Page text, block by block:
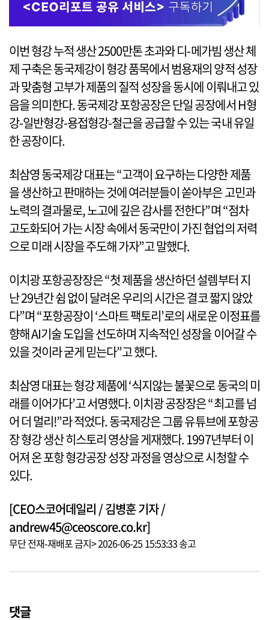
이번 형강 누적 생산 2500만톤 초과와 디-메가빔 생산 체
제 구축은 동국제강이 형강 품목에서 범용재의 양적 성장
과 맞춤형 고부가 제품의 질적 성장을 동시에 이뤄내고 있
음을 의미한다. 동국제강 포항공장은 단일 공장에서 H형
강-일반형강-용접형강-철근을 공급할 수 있는 국내 유일
한 공장이다.
최삼영 동국제강 대표는 “고객이 요구하는 다양한 제품
을 생산하고 판매하는 것에 여러분들이 쏟아부은 고민과
노력의 결과물로, 노고에 깊은 감사를 전한다”며 “점차
고도화되어 가는 시장 속에서 동국만이 가진 협업의 저력
으로 미래 시장을 주도해 가자”고 말했다.
이치광 포항공장장은 “첫 제품을 생산하던 설렘부터 지
난 29년간 쉼 없이 달려온 우리의 시간은 결코 짧지 않았
다”며 “포항공장이 ‘스마트 팩토리’로의 새로운 이정표를
향해 AI기술 도입을 선도하며 지속적인 성장을 이어갈 수
있을 것이라 굳게 믿는다”고 했다.
최삼영 대표는 형강 제품에 ‘식지않는 불꽃으로 동국의 미
래를 이어가다’고 서명했다. 이치광 공장장은 “최고를 넘
어 더 멀리!”라 적었다. 동국제강은 그룹 유튜브에 포항공
장 형강 생산 히스토리 영상을 게재했다. 1997년부터 이
어져 온 포항 형강공장 성장 과정을 영상으로 시청할 수
있다.
[CEO스코어데일리 / 김병훈 기자 /
andrew45@ceoscore.co.kr]
무단 전재-재배포 금지> 2026-06-25 15:53:33 송고
댓글